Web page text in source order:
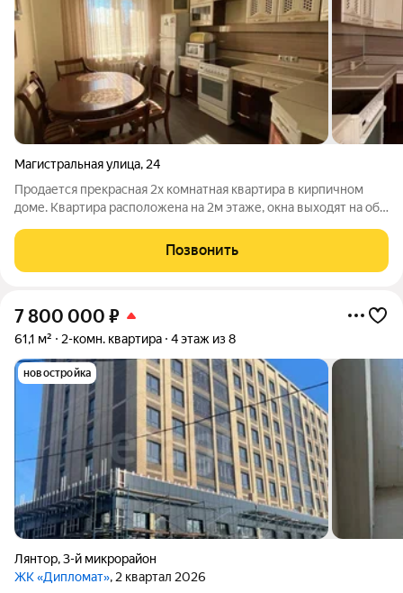
Магистральная улица, 24
Продается прекрасная 2х комнатная квартира в кирпичном
доме. Квартира расположена на 2м этаже, окна выходят на обе
классическом стиле. В коридоре есть оборудованная
гардеробная + большой шкаф купе.
Позвонить
7 800 000 ₽
61,1 м² 2-комн. квартира 4 этаж из 8
новостройка
Лянтор,3-й микрорайон
ЖК «Дипломат», 2 квартал 2026